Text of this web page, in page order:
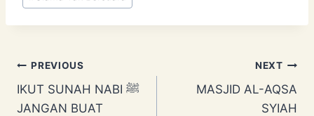
Post
navigation
PREVIOUS
IKUT SUNAH NABI ﷺ
JANGAN BUAT
NEXT
MASJID AL-AQSA
SYIAH